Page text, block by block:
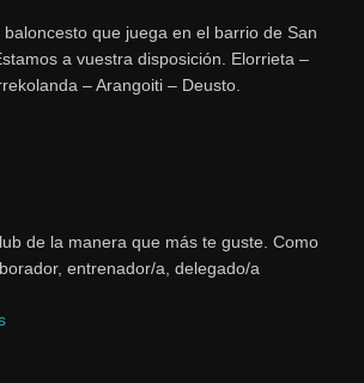
que juega en el barrio de San
a vuestra disposición. Elorrieta –
– Arangoiti – Deusto.
de la manera que más te guste. Como
entrenador/a, delegado/a